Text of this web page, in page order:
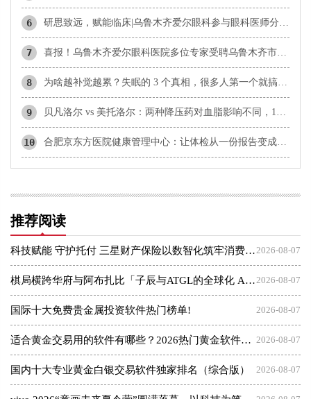
6 研思致远，赋能临床|乌鲁木齐爱尔眼科参与眼科医师分会学术交流
7 ​喜报！乌鲁木齐爱尔眼科医院多位专家受聘乌鲁木齐市科协科技智库专家
8 为啥越补觉越累？失眠的 3 个真相，很多人第一个就搞错了
9 贝凡洛尔 vs 美托洛尔：两种降压药对血脂影响不同，136人临床研究数据解读
10 合肥京东方医院健康管理中心：让体检从一份报告变成终身管理
推荐阅读
2026-08-07
科技赋能 守护托付 三星财产保险以数智化筑牢消费者权益保护屏障
2026-08-07
棋局横跨华府与阿布扎比「子辰与ATGL的全球化 AI 资本突围战」
2026-08-07
国际十大免费贵金属投资软件热门榜单!
2026-08-07
适合黄金交易用的软件有哪些？2026热门黄金软件速览！
2026-08-07
国内十大专业黄金白银交易软件独家排名（综合版）